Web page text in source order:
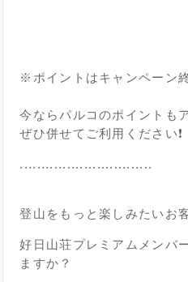
※ポイントはキャンペーン
今ならパルコのポイントも
ぜひ併せてご利用ください❗
...............................
登山をもっと楽しみたいお
好日山荘プレミアムメンバ
ますか？